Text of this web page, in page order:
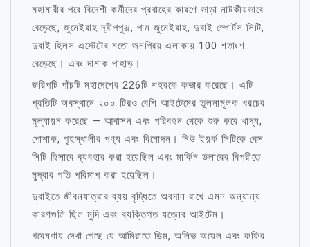
মহামারীর পরে বিদেশী কর্মীদের প্রবাহের কারণে ভাড়া নাটকীয়ভাবে
বেড়েছে, জুমেইরাহ দ্বীপপুঞ্জ, পাম জুমেইরাহ, দুবাই স্পোর্টস সিটি,
দুবাই হিলস এস্টেটের মতো জনপ্রিয় এলাকায় 100 শতাংশ
বেড়েছে। এবং দামাক পাহাড়।
জরিপটি পাঁচটি মহাদেশের 226টি শহরকে কভার করেছে। এটি
প্রতিটি অবস্থানে ২০০ টিরও বেশি আইটেমের তুলনামূলক খরচের
মূল্যায়ন করেছে — আবাসন এবং পরিবহন থেকে শুরু করে খাদ্য,
পোশাক, গৃহস্থালীর পণ্য এবং বিনোদন। নিউ ইয়র্ক সিটিকে বেস
সিটি হিসাবে ব্যবহার করা হয়েছিল এবং মার্কিন ডলারের বিপরীতে
মুদ্রার গতি পরিমাপ করা হয়েছিল।
দুবাইতে জীবনযাত্রার ব্যয় বৃদ্ধিতে অবদান রাখে এমন অন্যান্য
কারণগুলি ছিল মুদি এবং ব্যক্তিগত যত্নের আইটেম।
গবেষণায় দেখা গেছে যে আমিরাতে ডিম, অলিভ অয়েল এবং কফির